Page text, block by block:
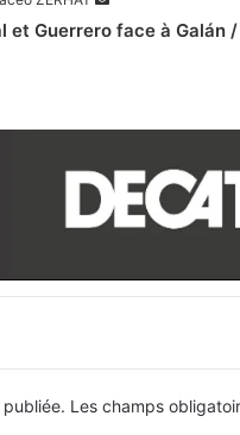
et Guerrero face à
Les champs